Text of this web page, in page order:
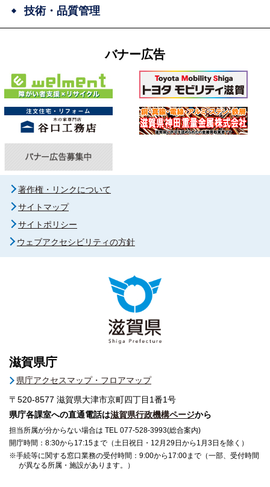
技術・品質管理
バナー広告
著作権・リンクについて
サイトマップ
サイトポリシー
ウェブアクセシビリティの方針
滋賀県庁
県庁アクセスマップ・フロアマップ
〒520-8577 滋賀県大津市京町四丁目1番1号
県庁各課室への直通電話は滋賀県行政機構ページから
担当所属が分からない場合は TEL 077-528-3993(総合案内)
開庁時間：8:30から17:15まで（土日祝日・12月29日から1月3日を除く）
※手続等に関する窓口業務の受付時間：9:00から17:00まで（一部、受付時間
が異なる所属・施設があります。）